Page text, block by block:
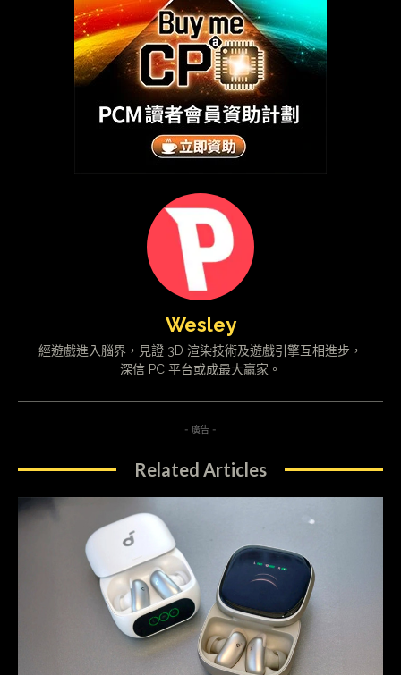
Wesley
經遊戲進入腦界，見證 3D 渲染技術及遊戲引擎互相進步，
深信 PC 平台或成最大贏家。
- 廣告 -
Related Articles